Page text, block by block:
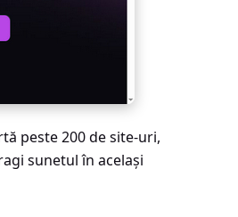
peste 200 de site-uri,
sunetul în același